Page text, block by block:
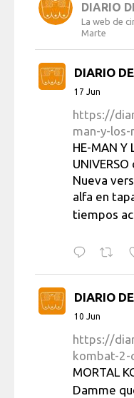
DIARIO
La web de
Marte
DIARIO
17 Jun
https://
man-y-
HE-MAN Y
Nueva
alfa en
tiempos
DIARIO
10 Jun
https://
kombat-2-
MORTAL
Damme